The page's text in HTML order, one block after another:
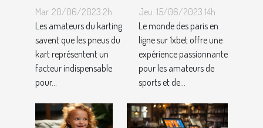
un meilleur
ajustement
de la
pression des
pneus de
Kart ?
Mar. 20/06/2023 2h
Les amateurs du karting
savent que les pneus du
kart représentent un
facteur indispensable
pour...
pour gagner
au jeu
1XBET ?
Jeu. 15/06/2023 14h
Le monde des paris en
ligne sur 1xbet offre une
expérience passionnante
pour les amateurs de
sports et de...